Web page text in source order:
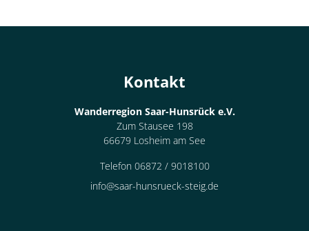
Kontakt
Wanderregion Saar-Hunsrück e.V.
Zum Stausee 198
66679 Losheim am See
Telefon 06872 / 9018100
info@saar-hunsrueck-steig.de